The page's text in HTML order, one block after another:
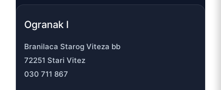
Ogranak I
Branilaca Starog Viteza bb
72251 Stari Vitez
030 711 867